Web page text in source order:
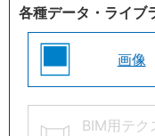
各種データ・ライブ
画像
BIM用テク